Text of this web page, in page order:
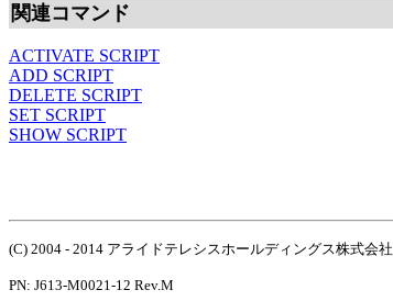
関連コマンド
ACTIVATE SCRIPT
ADD SCRIPT
DELETE SCRIPT
SET SCRIPT
SHOW SCRIPT
(C) 2004 - 2014 アライドテレシスホールディングス株式会社
PN: J613-M0021-12 Rev.M